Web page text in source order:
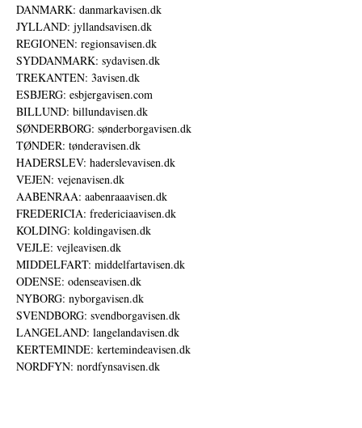
DANMARK: danmarkavisen.dk
JYLLAND: jyllandsavisen.dk
REGIONEN: regionsavisen.dk
SYDDANMARK: sydavisen.dk
TREKANTEN: 3avisen.dk
ESBJERG: esbjergavisen.com
BILLUND: billundavisen.dk
SØNDERBORG: sønderborgavisen.dk
TØNDER: tønderavisen.dk
HADERSLEV: haderslevavisen.dk
VEJEN: vejenavisen.dk
AABENRAA: aabenraaavisen.dk
FREDERICIA: fredericiaavisen.dk
KOLDING: koldingavisen.dk
VEJLE: vejleavisen.dk
MIDDELFART: middelfartavisen.dk
ODENSE: odenseavisen.dk
NYBORG: nyborgavisen.dk
SVENDBORG: svendborgavisen.dk
LANGELAND: langelandavisen.dk
KERTEMINDE: kertemindeavisen.dk
NORDFYN: nordfynsavisen.dk